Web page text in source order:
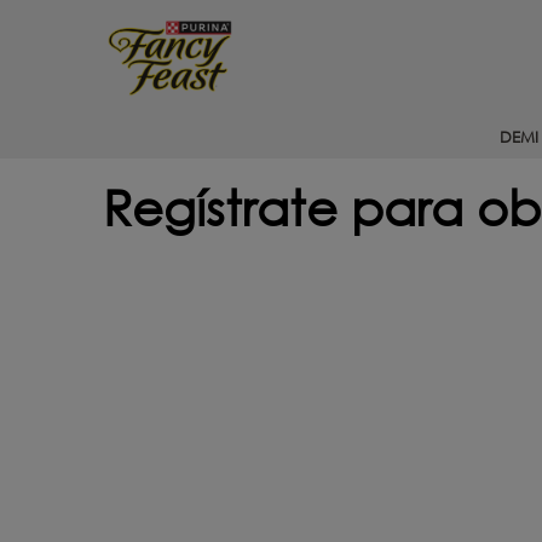
Menu Secundario Fancy feast
Regístrate para